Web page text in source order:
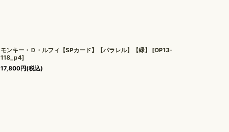
モンキー・Ｄ・ルフィ【SPカード】【パラレル】【緑】 [OP13-
118_p4]
17,800円(税込)